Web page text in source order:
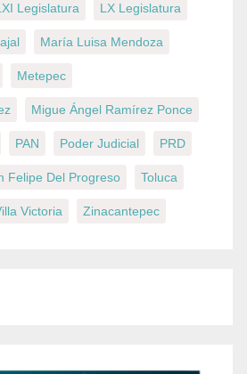
Legislatura LX Legislatura
María Luisa Mendoza
Metepec
Migue Ángel Ramírez Ponce
PAN Poder Judicial PRD
Felipe Del Progreso Toluca
Victoria Zinacantepec